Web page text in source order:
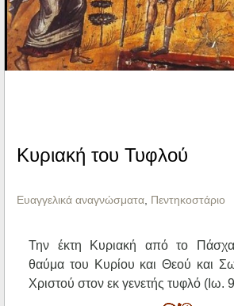
Ηχητικά
Κυριακή του Τυφλού
Ευαγγελικά αναγνώσματα, Πεντηκοστάριο
Την έκτη Κυριακή από το Πάσχα
θαύμα του Κυρίου και Θεού και
Χριστού στον εκ γενετής τυφλό (Ιω.